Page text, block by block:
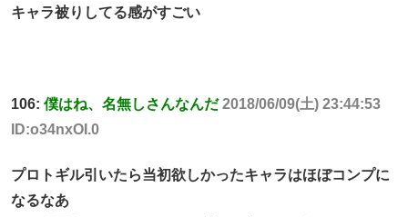
キャラ被りしてる感がすごい
106: 僕はね、名無しさんなんだ 2018/06/09(土) 23:44:53
ID:o34nxOI.0
プロトギル引いたら当初欲しかったキャラはほぼコンプに
なるなあ